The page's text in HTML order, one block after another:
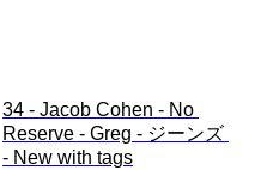
34 - Jacob Cohen - No
Reserve - Greg - ジーンズ
- New with tags